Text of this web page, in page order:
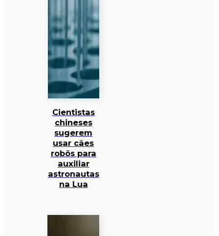
Cientistas
chineses
sugerem
usar cães
robôs para
auxiliar
astronautas
na Lua